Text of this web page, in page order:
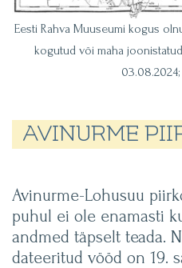
Eesti Rahva Muuseumi kogus
kogutud või maha
03.08.2024;
AVINURME
Avinurme-Lohusuu
puhul ei ole enamasti
andmed täpselt teada.
dateeritud vööd on 19.